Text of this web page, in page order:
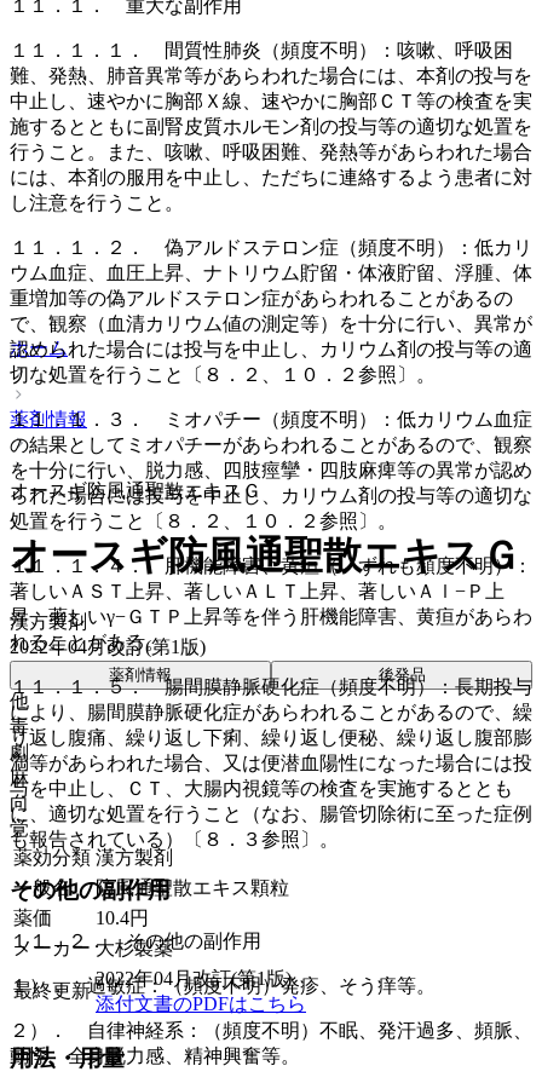
１１．１． 重大な副作用
１１．１．１． 間質性肺炎（頻度不明）：咳嗽、呼吸困
難、発熱、肺音異常等があらわれた場合には、本剤の投与を
中止し、速やかに胸部Ｘ線、速やかに胸部ＣＴ等の検査を実
施するとともに副腎皮質ホルモン剤の投与等の適切な処置を
行うこと。また、咳嗽、呼吸困難、発熱等があらわれた場合
には、本剤の服用を中止し、ただちに連絡するよう患者に対
し注意を行うこと。
１１．１．２． 偽アルドステロン症（頻度不明）：低カリ
ウム血症、血圧上昇、ナトリウム貯留・体液貯留、浮腫、体
重増加等の偽アルドステロン症があらわれることがあるの
で、観察（血清カリウム値の測定等）を十分に行い、異常が
認められた場合には投与を中止し、カリウム剤の投与等の適
切な処置を行うこと〔８．２、１０．２参照〕。
１１．１．３． ミオパチー（頻度不明）：低カリウム血症
の結果としてミオパチーがあらわれることがあるので、観察
を十分に行い、脱力感、四肢痙攣・四肢麻痺等の異常が認め
られた場合には投与を中止し、カリウム剤の投与等の適切な
処置を行うこと〔８．２、１０．２参照〕。
１１．１．４． 肝機能障害、黄疸（いずれも頻度不明）：
著しいＡＳＴ上昇、著しいＡＬＴ上昇、著しいＡｌ−Ｐ上
昇、著しいγ−ＧＴＰ上昇等を伴う肝機能障害、黄疸があらわ
れることがある。
１１．１．５． 腸間膜静脈硬化症（頻度不明）：長期投与
により、腸間膜静脈硬化症があらわれることがあるので、繰
り返し腹痛、繰り返し下痢、繰り返し便秘、繰り返し腹部膨
満等があらわれた場合、又は便潜血陽性になった場合には投
与を中止し、ＣＴ、大腸内視鏡等の検査を実施するととも
に、適切な処置を行うこと（なお、腸管切除術に至った症例
も報告されている）〔８．３参照〕。
その他の副作用
１１．２． その他の副作用
１）． 過敏症：（頻度不明）発疹、そう痒等。
２）． 自律神経系：（頻度不明）不眠、発汗過多、頻脈、
動悸、全身脱力感、精神興奮等。
ホーム
薬剤情報
オースギ防風通聖散エキスＧ
オースギ防風通聖散エキスＧ
漢方製剤
2022年04月改訂(第1版)
薬剤情報 後発品
他
毒
劇
麻
向
覚
薬効分類 漢方製剤
一般名
防風通聖散エキス顆粒
薬価
10.4円
メーカー 大杉製薬
最終更新
2022年04月改訂(第1版)
添付文書のPDFはこちら
用法・用量